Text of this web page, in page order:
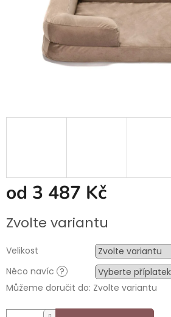
od 3 487 Kč
cena:
Zvolte variantu
Velikost
Něco navíc ?
Můžeme doručit do: Zvolte variantu